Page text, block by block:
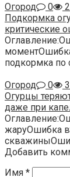
Огород
0
Подкормка
критические
подкормка по
Огород
0
Огурцы
даже при
жаруОшибка
Добавить
Имя *